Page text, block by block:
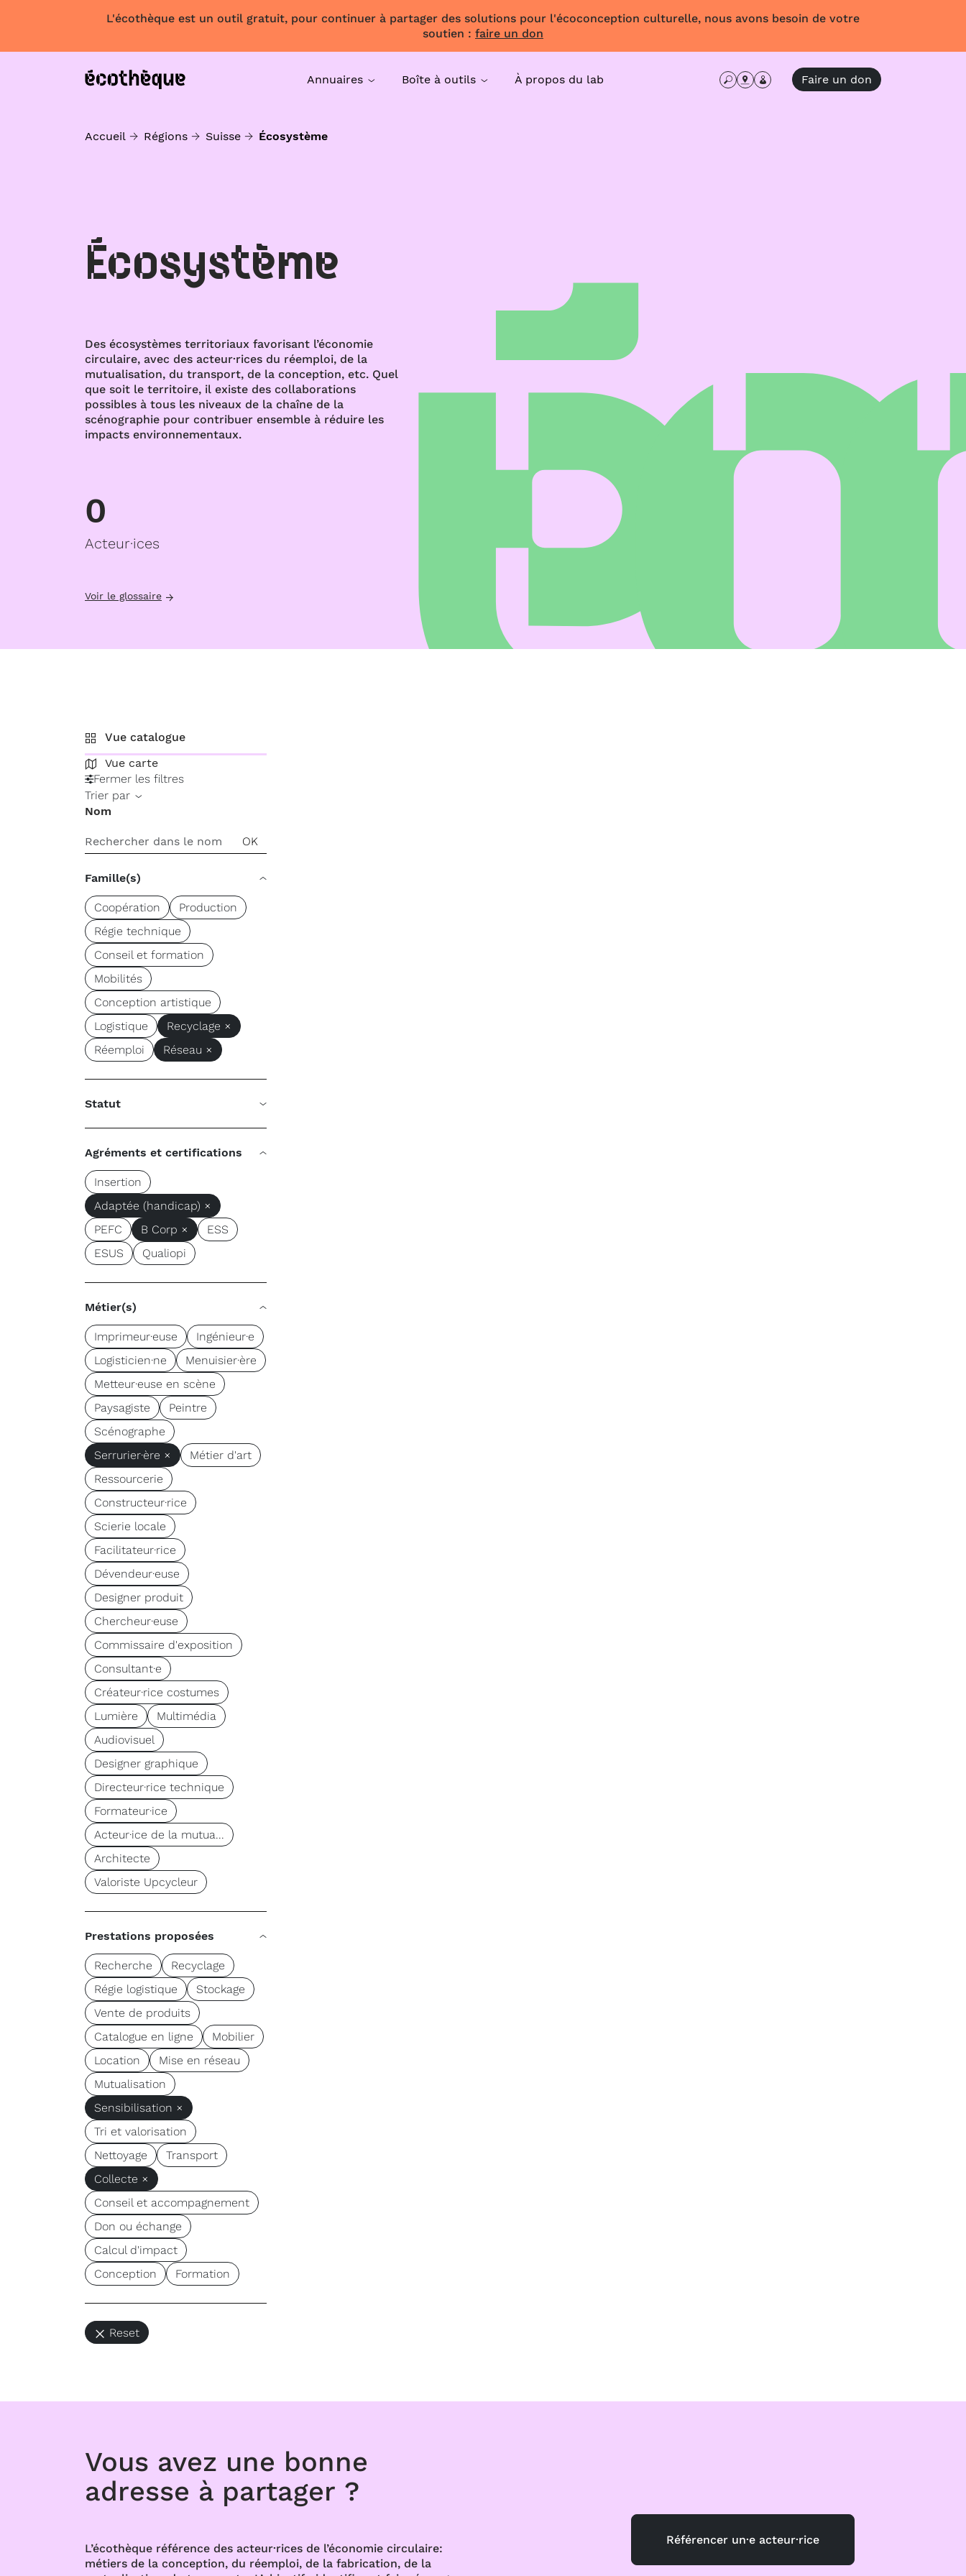
L'écothèque est un outil gratuit, pour continuer à partager des solutions pour l'écoconception culturelle, nous avons besoin de votre
soutien : faire un don
Annuaires Boîte à outils À propos du lab Faire un don
Accueil Régions Suisse Écosystème
Écosystème
Des écosystèmes territoriaux favorisant l’économie
circulaire, avec des acteur·rices du réemploi, de la
mutualisation, du transport, de la conception, etc. Quel
que soit le territoire, il existe des collaborations
possibles à tous les niveaux de la chaîne de la
scénographie pour contribuer ensemble à réduire les
impacts environnementaux.
0
Acteur·ices
Voir le glossaire
Vue catalogue
Vue carte
Fermer les filtres
Trier par
Nom
Famille(s)
Coopération
Production
Régie technique
Conseil et formation
Mobilités
Conception artistique
Logistique
Recyclage ×
Réemploi
Réseau ×
Statut
Agréments et certifications
Insertion
Adaptée (handicap) ×
PEFC
B Corp ×
ESS
ESUS
Qualiopi
Métier(s)
Imprimeur·euse
Ingénieur·e
Logisticien·ne
Menuisier·ère
Metteur·euse en scène
Paysagiste
Peintre
Scénographe
Serrurier·ère ×
Métier d'art
Ressourcerie
Constructeur·rice
Scierie locale
Facilitateur·rice
Dévendeur·euse
Designer produit
Chercheur·euse
Commissaire d'exposition
Consultant·e
Créateur·rice costumes
Lumière
Multimédia
Audiovisuel
Designer graphique
Directeur·rice technique
Formateur·ice
Acteur·ice de la mutua...
Architecte
Valoriste Upcycleur
Prestations proposées
Recherche
Recyclage
Régie logistique
Stockage
Vente de produits
Catalogue en ligne
Mobilier
Location
Mise en réseau
Mutualisation
Sensibilisation ×
Tri et valorisation
Nettoyage
Transport
Collecte ×
Conseil et accompagnement
Don ou échange
Calcul d'impact
Conception
Formation
Reset
Vous avez une bonne
adresse à partager ?
L’écothèque référence des acteur·rices de l’économie circulaire:
métiers de la conception, du réemploi, de la fabrication, de la
Référencer un·e acteur·rice